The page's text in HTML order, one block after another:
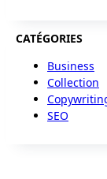
CATÉGORIES
Business
Collection
SEO